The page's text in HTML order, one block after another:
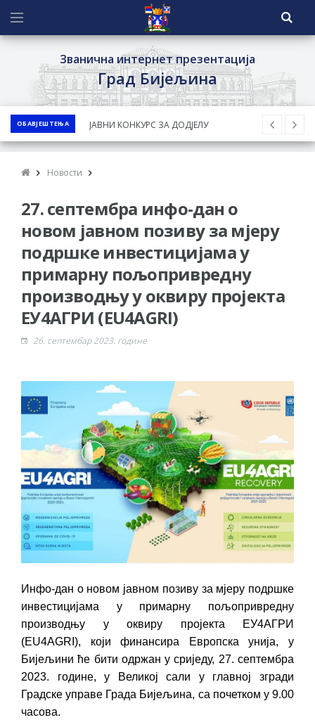
Званична интернет презентација
Град Бијељина
ОБАВЈЕШТЕЊА
ЈАВНИ КОНКУРС ЗА ДОДЈЕЛУ
БЕСПОВРАТНИХ СРЕДСТАВА ЗА
ГРАДА БИЈЕЉИНА ЗА 2026. ГОДИНУ
Обавјештење за предузетника - Ненад
ПРЕЛИМИНАРНA РАНГ ЛИСТA
КАНДИДАТА КОЈИ СУ ОСТВАРИЛИ ПРАВО
НА ГРАДСКИ МЈЕСЕЧНИ БОРАЧКИ
ДОДАТАК ЗА ДЕМОБИЛИСАНЕ БОРЦЕ
ВОЈСКЕ РЕПУБЛИКЕ СРПСКЕ У СТАЊУ
Обрасци захтјева за регресирано
гориво доступни од 13. марта до 15.
новембра
Захтјев за издавање ПОНОСНЕ КАРТИЦЕ
Обавјештење за предузетника - Вера
Ујић
ЈАВНИ ПОЗИВ ЗА ПРИЈАВУ
НЕПРОПИСНОГ ОДЛАГАЊА ОТПАДА УЗ
ДОДЈЕЛУ ФИНАНСИЈСКЕ НАГРАДЕ
Новости
27. септембра инфо-дан о
новом јавном позиву за мјеру
подршке инвестицијама у
примарну пољопривредну
производњу у оквиру пројекта
ЕУ4АГРИ (EU4AGRI)
26. септембар 2023. године
Инфо-дан о новом јавном позиву за мјеру подршке
инвестицијама у примарну пољопривредну
производњу у оквиру пројекта ЕУ4АГРИ
(EU4AGRI), који финансира Европска унија, у
Бијељини ће бити одржан у сриједу, 27. септембра
2023. године, у Великој сали у главној згради
Градске управе Града Бијељина, са почетком у 9.00
часова.